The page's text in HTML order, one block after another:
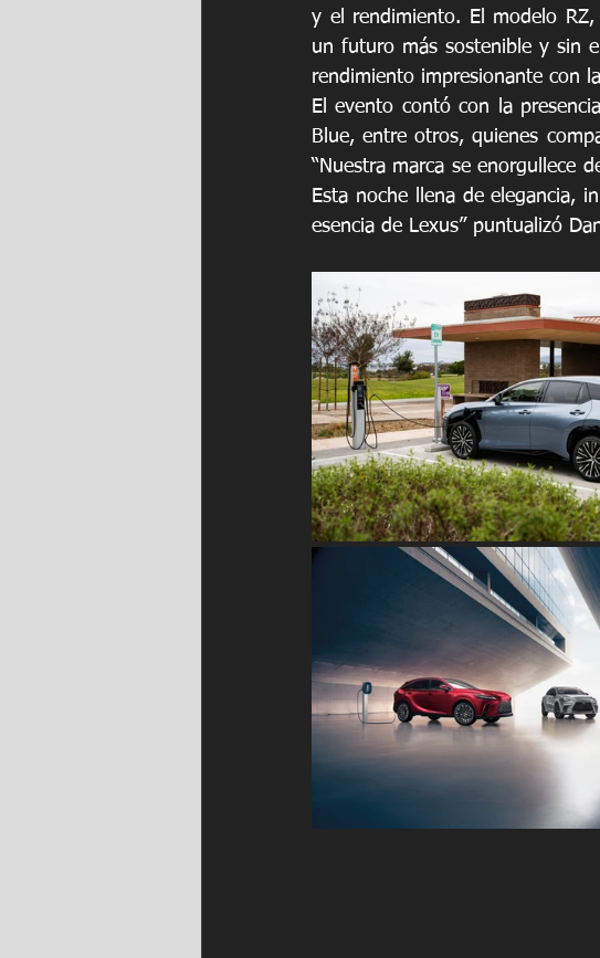
y el rendimiento. El modelo
un futuro más sostenible y sin
rendimiento impresionante con
El evento contó con la
Blue, entre otros, quienes
“Nuestra marca se enorgullece
Esta noche llena de elegancia,
esencia de Lexus” puntualizó